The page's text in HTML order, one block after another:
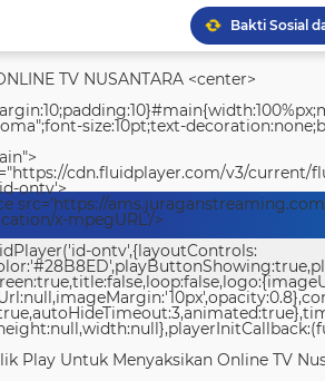
Bakti Sosial
Panglima TNI
"Penyidik
TV NUSANTARA <center>
size:10pt;text-
cdn.fluidplayer.com/v3/current/
ontv'>
src='https://
x-mpegURL'/>
ontv',{layoutControls:
Play Untuk Menyaksikan Online TV